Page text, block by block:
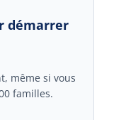
démarrer
même si vous
familles.